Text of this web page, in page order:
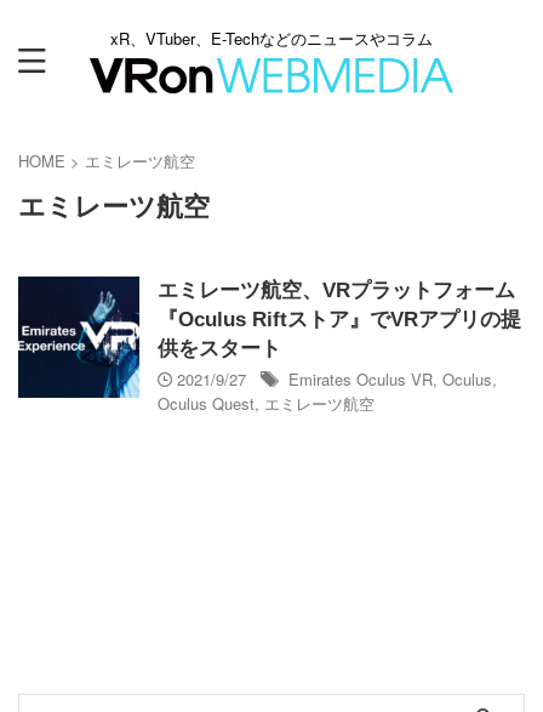
xR、VTuber、E-Techなどのニュースやコラム
HOME > エミレーツ航空
エミレーツ航空
エミレーツ航空、VRプラットフォーム
『Oculus Riftストア』でVRアプリの提
供をスタート
2021/9/27
Emirates Oculus VR, Oculus,
Oculus Quest, エミレーツ航空